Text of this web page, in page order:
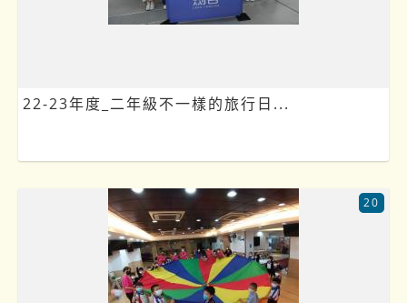
22-23年度_二年級不一樣的旅行日...
20